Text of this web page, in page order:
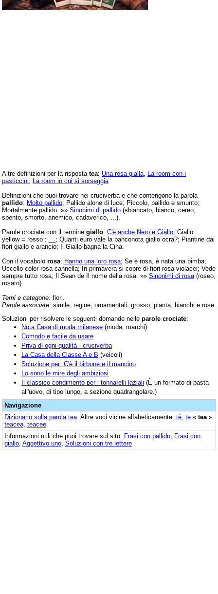
Altre definizioni per la risposta tea: Una rosa gialla La room con i
pasticcini
La room in cui si sorseggia
Definizioni che puoi trovare nei cruciverba e che contengono la parola
pallido: Molto pallido; Pallido alone di luce; Piccolo, pallido e smunto;
Mortalmente pallido. »» Sinonimi di pallido (sbiancato, bianco, cereo,
spento, smorto, anemico, cadaverico, ...).
Parole crociate con il termine giallo: C'è anche Nero e Giallo; Giallo :
yellow = rosso : __; Quanti euro vale la banconota giallo ocra?; Piantine dai
fiori giallo e arancio; Il Giallo bagna la Cina.
Con il vocabolo rosa: Hanno una loro rosa; Se è rosa, è nata una bimba;
Uccello color rosa cannella; In primavera si copre di fiori rosa-violacei; Vede
sempre tutto rosa; Il Sean de Il nome della rosa. »» Sinonimi di rosa (roseo,
rosato).
Temi e categorie: fiori.
Parole associate: simile, regine, ornamentali, grosso, pianta, bianchi e rose.
Soluzioni per risolvere le seguenti domande nelle parole crociate:
Nota Casa di moda milanese (moda, marchi)
Comodo e facile da usare
Priva di ogni qualità - cruciverba
La Casa della Classe A e B (veicoli)
Soluzione per: C'è il birbone e il mancino
Lo sono le mire degli ambiziosi
Il classico condimento per i tonnarelli laziali (È un formato di pasta
all'uovo, di tipo lungo, a sezione quadrangolare.)
Navigazione
Dizionario sulla parola tea . Altre voci vicine alfabeticamente: tè te « tea »
teacea teacee
Informazioni utili che puoi trovare sul sito: Frasi con pallido Frasi con
giallo Aggettivo uno Soluzioni con tre lettere